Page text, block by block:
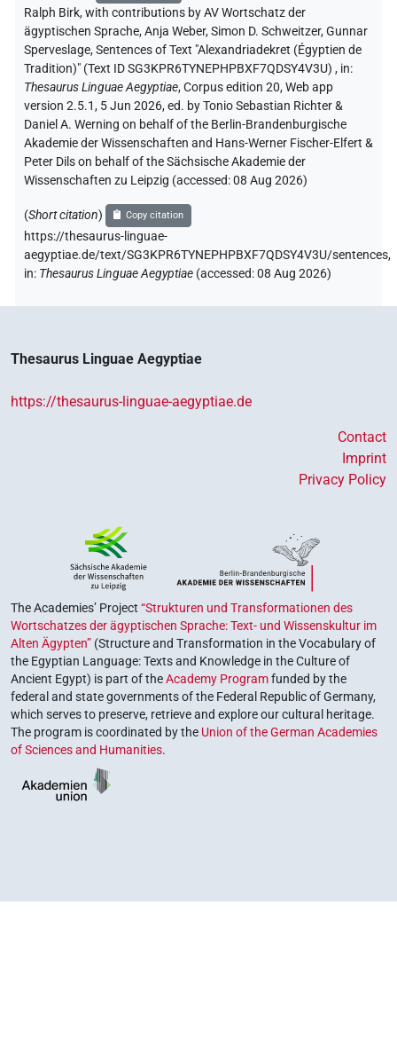
Ralph Birk,with contributions byAV Wortschatz der
ägyptischen Sprache, Anja Weber, Simon D. Schweitzer, Gunnar
Sperveslage,Sentences of Text "Alexandriadekret (Égyptien de
Tradition)" (Text ID SG3KPR6TYNEPHPBXF7QDSY4V3U) , in:
Thesaurus Linguae Aegyptiae,Corpus edition 20, Web app
version 2.5.1, 5 Jun 2026, ed. by Tonio Sebastian Richter &
Daniel A. Werning on behalf of the Berlin-Brandenburgische
Akademie der Wissenschaften and Hans-Werner Fischer-Elfert &
Peter Dils on behalf of the Sächsische Akademie der
Wissenschaften zu Leipzig (accessed:08 Aug 2026)
(Short citation) Copy citation
https://thesaurus-linguae-
aegyptiae.de/text/SG3KPR6TYNEPHPBXF7QDSY4V3U/sentences,
in: Thesaurus Linguae Aegyptiae (accessed:08 Aug 2026)
Thesaurus Linguae Aegyptiae
https://thesaurus-linguae-aegyptiae.de
Contact
Imprint
Privacy Policy
The Academies’ Project “Strukturen und Transformationen des
Wortschatzes der ägyptischen Sprache: Text- und Wissenskultur im
Alten Ägypten” (Structure and Transformation in the Vocabulary of
the Egyptian Language: Texts and Knowledge in the Culture of
Ancient Egypt) is part of theAcademy Programfunded by the
federal and state governments of the Federal Republic of Germany,
which serves to preserve, retrieve and explore our cultural heritage.
The program is coordinated by the Union of the German Academies
of Sciences and Humanities.